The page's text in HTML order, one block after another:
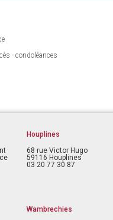
- condoléances
Houplines
68 rue Victor Hugo
59116 Houplines
03 20 77 30 87
Wambrechies